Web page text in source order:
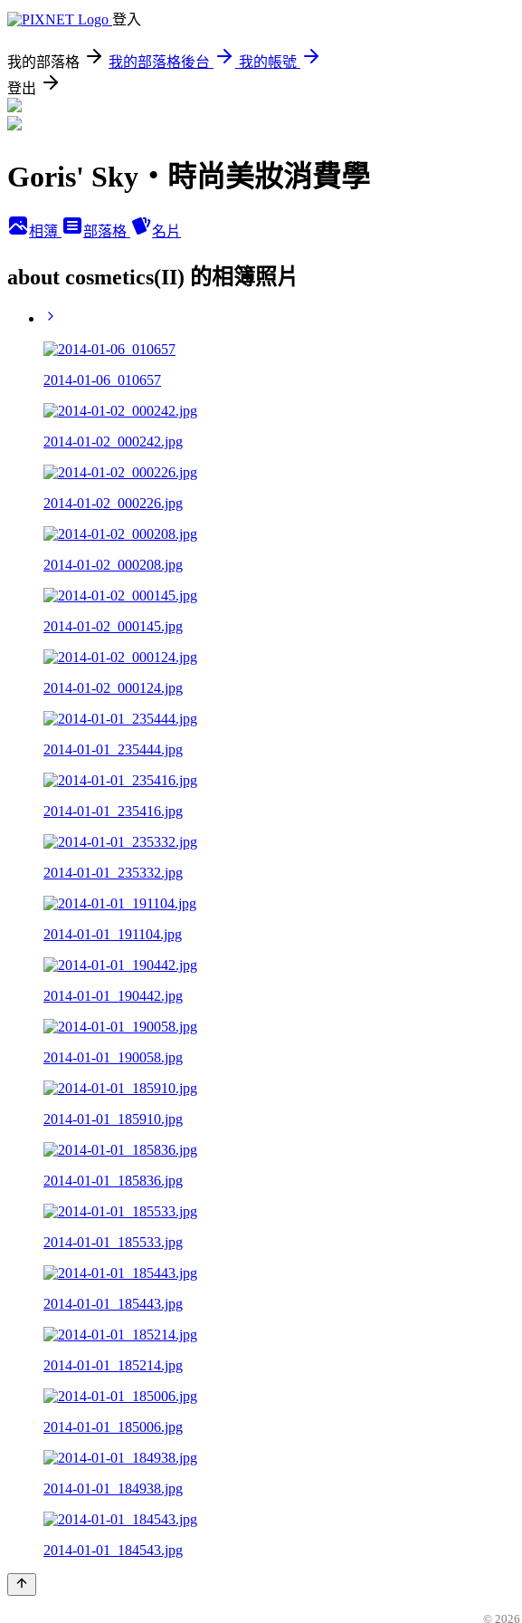
登入
我的部落格 我的部落格後台
我的帳號
登出
Goris' Sky‧時尚美妝消費學
相簿 部落格 名片
about cosmetics(II) 的相簿照片
2014-01-06_010657
2014-01-02_000242.jpg
2014-01-02_000226.jpg
2014-01-02_000208.jpg
2014-01-02_000145.jpg
2014-01-02_000124.jpg
2014-01-01_235444.jpg
2014-01-01_235416.jpg
2014-01-01_235332.jpg
2014-01-01_191104.jpg
2014-01-01_190442.jpg
2014-01-01_190058.jpg
2014-01-01_185910.jpg
2014-01-01_185836.jpg
2014-01-01_185533.jpg
2014-01-01_185443.jpg
2014-01-01_185214.jpg
2014-01-01_185006.jpg
2014-01-01_184938.jpg
2014-01-01_184543.jpg
© 2026